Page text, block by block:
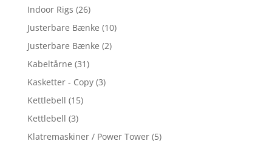
Indoor Rigs (26)
Justerbare Bænke (10)
Justerbare Bænke (2)
Kabeltårne (31)
Kasketter - Copy (3)
Kettlebell (15)
Kettlebell (3)
Klatremaskiner / Power Tower (5)